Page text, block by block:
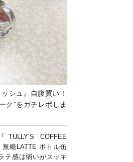
シュ』自腹買い！
ク”をガチレポしま
COFFEE
無糖LATTE ボトル缶
テ感は弱いがスッキ